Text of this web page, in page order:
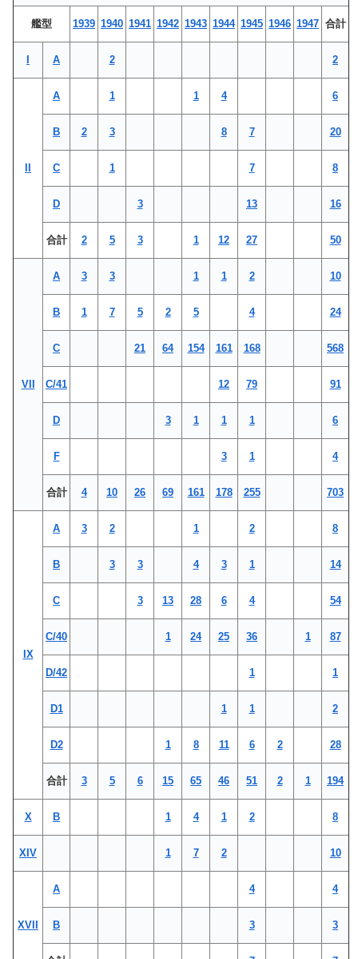
艦型 1939 1940 1941 1942 1943 1944 1945 1946 1947 合計
I A 2 2
II
A 1 1 4 6
B 2 3 8 7 20
C 1 7 8
D 3 13 16
合計 2 5 3 1 12 27 50
VII
A 3 3 1 1 2 10
B 1 7 5 2 5 4 24
C 21 64 154 161 168 568
C/41 12 79 91
D 3 1 1 1 6
F 3 1 4
合計 4 10 26 69 161 178 255 703
IX
A 3 2 1 2 8
B 3 3 4 3 1 14
C 3 13 28 6 4 54
C/40 1 24 25 36 1 87
D/42 1 1
D1 1 1 2
D2 1 8 11 6 2 28
合計 3 5 6 15 65 46 51 2 1 194
X B 1 4 1 2 8
XIV 1 7 2 10
XVII
A 4 4
B 3 3